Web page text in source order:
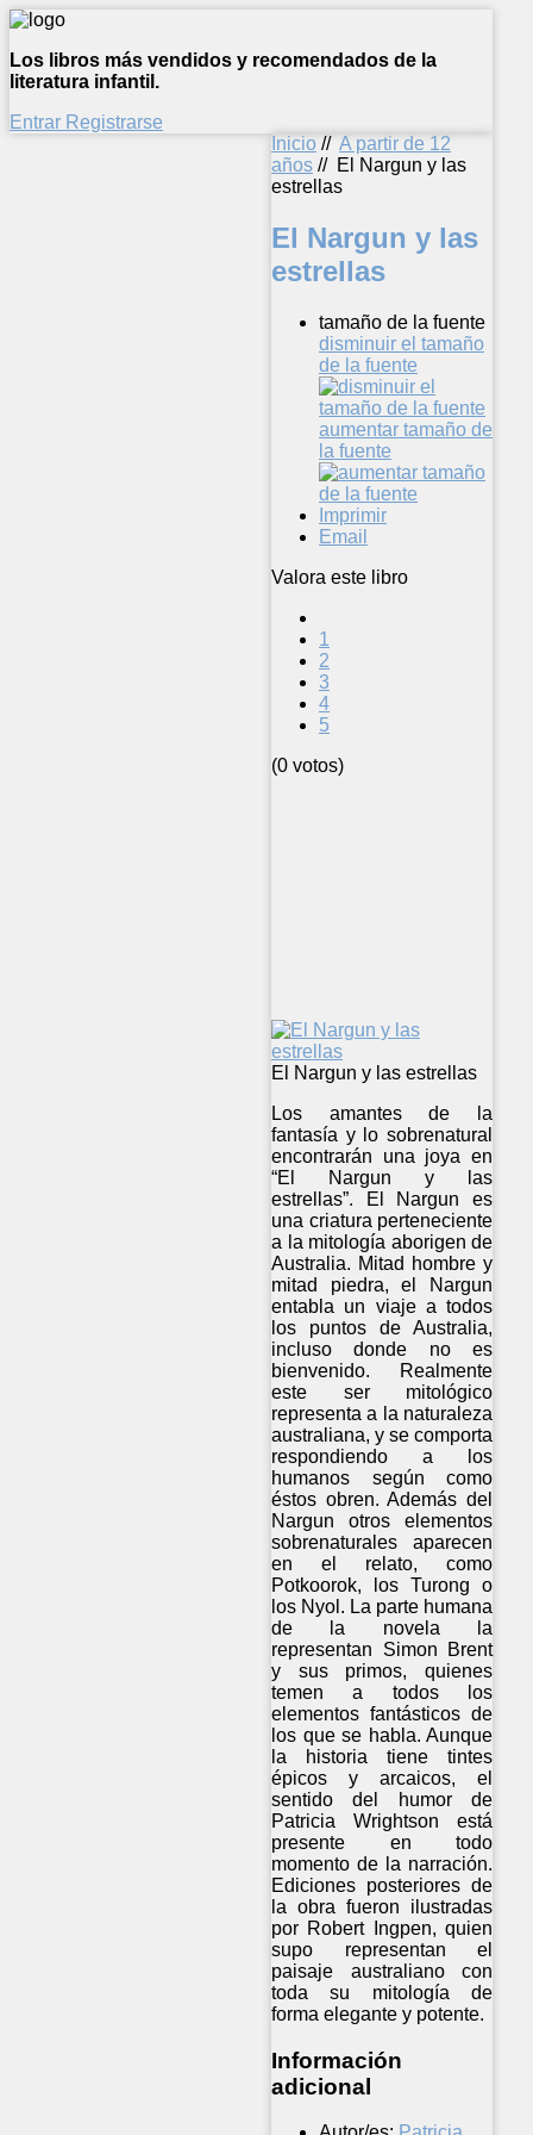
Los libros más vendidos y recomendados de la
literatura infantil.
Entrar Registrarse
Inicio // A partir de 12
años // El Nargun y las
estrellas
El Nargun y las
estrellas
tamaño de la fuente
disminuir el tamaño
de la fuente
aumentar tamaño de
la fuente
Imprimir
Email
Valora este libro
1
2
3
4
5
(0 votos)
El Nargun y las estrellas
Los amantes de la
fantasía y lo sobrenatural
encontrarán una joya en
“El Nargun y las
estrellas”. El Nargun es
una criatura perteneciente
a la mitología aborigen de
Australia. Mitad hombre y
mitad piedra, el Nargun
entabla un viaje a todos
los puntos de Australia,
incluso donde no es
bienvenido. Realmente
este ser mitológico
representa a la naturaleza
australiana, y se comporta
respondiendo a los
humanos según como
éstos obren. Además del
Nargun otros elementos
sobrenaturales aparecen
en el relato, como
Potkoorok, los Turong o
los Nyol. La parte humana
de la novela la
representan Simon Brent
y sus primos, quienes
temen a todos los
elementos fantásticos de
los que se habla. Aunque
la historia tiene tintes
épicos y arcaicos, el
sentido del humor de
Patricia Wrightson está
presente en todo
momento de la narración.
Ediciones posteriores de
la obra fueron ilustradas
por Robert Ingpen, quien
supo representan el
paisaje australiano con
toda su mitología de
forma elegante y potente.
Información
adicional